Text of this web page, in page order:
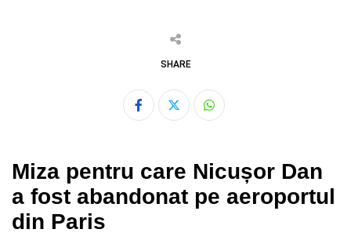
SHARE
Whatsapp
Miza pentru care Nicușor Dan
a fost abandonat pe aeroportul
din Paris